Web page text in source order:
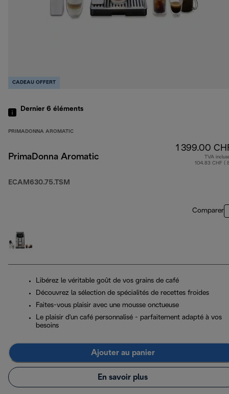
CADEAU OFFERT
Dernier 6 éléments
PRIMADONNA AROMATIC
PrimaDonna Aromatic
ECAM630.75.TSM
1 399.00
TVA
104.83 CHF (
Comparer
Libérez le véritable goût de vos grains de café
Découvrez la sélection de spécialités de recettes froides
Faites-vous plaisir avec une mousse onctueuse
Le plaisir d'un café personnalisé - parfaitement adapté à vos
besoins
Ajouter au panier
En savoir plus